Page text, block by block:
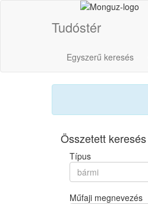
Tudóstér
Egyszerű keresés
Összetett keresés
Típus
bármi
Műfaji megnevezés